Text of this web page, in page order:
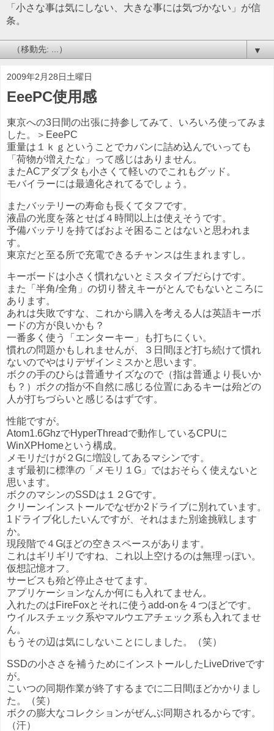
「小さな事は気にしない、大きな事には気づかない」が信
条。
▼
2009年2月28日土曜日
EeePC使用感
東京への3日間の出張に持参してみて、いろいろ使ってみま
した。＞EeePC
重量は１ｋｇということでカバンに詰め込んでいっても
「荷物が増えたな」って感じはありません。
またACアダプタも小さくて軽いのでこれもグッド。
モバイラーには最適化されてるでしょう。
またバッテリーの寿命も長くてタフです。
液晶の光度を落とせば４時間以上は使えそうです。
予備バッテリを持てばおよそ困ることはないと思われま
す。
東京だと至る所で充電できるチャンスは生まれますし。
キーボードは小さく慣れないとミスタイプだらけです。
また「半角/全角」の切り替えキーがとんでもないところに
あります。
あれは失敗ですな、これから購入を考える人は英語キーボ
ードの方が良いかも？
一番多く使う「エンターキー」も打ちにくい。
慣れの問題かもしれませんが、３日間ほど打ち続けて慣れ
ないのでやはりデザインミスかと思います。
ボクの手のひらは普通サイズなので（指は普通より長いか
も？）ボクの指が不自然に感じる位置にあるキーは殆どの
人が打ちづらいと感じるはずです。
性能ですが。
Atom1.6GhzでHyperThreadで動作しているCPUに
WinXPHomeという構成。
メモリだけが２Gに増設してあるマシンです。
まず最初に標準の「メモリ１G」ではおそらく使えないと
思います。
ボクのマシンのSSDは１２Gです。
クリーンインストールでなぜか2ドライブに別れています。
1ドライブ化したいんですが、それはまた別途挑戦します
か。
現段階で４Gほどの空きスペースがあります。
これはギリギリですね、これ以上空けるのは無理っぽい。
仮想記憶オフ。
サービスも殆ど停止させてます。
アプリケーションなんか何にも入れてません。
入れたのはFireFoxとそれに使うadd-onを４つほどです。
ウイルスチェック系やマルウエアチェック系も入れてませ
ん。
もうその辺は気にしないことにしました。（笑）
SSDの小ささを補うためにインストールしたLiveDriveです
が。
こいつの同期作業が終了するまでに二日間ほどかかりまし
た。（笑）
ボクの膨大なコレクションがぜんぶ同期されるからです。
（汗）